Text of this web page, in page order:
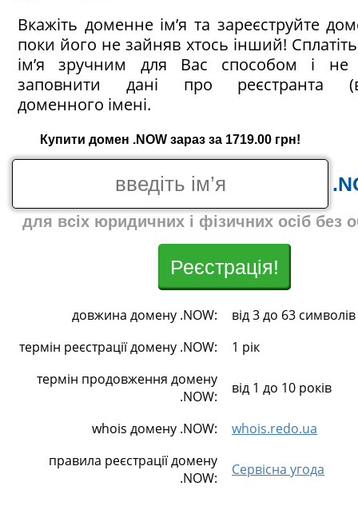
Вкажіть доменне ім’я та зареєструйте
поки його не зайняв хтось інший!
ім’я зручним для Вас способом і не
заповнити дані про реєстранта
доменного імені.
Купити домен .NOW зараз за 1719.00 грн!
для всіх юридичних і фізичних осіб без
Реєстрація!
довжина домену .NOW:
від 3 до 63 символів
термін реєстрації домену .NOW:
1 рік
термін продовження домену
.NOW:
від 1 до 10 років
whois домену .NOW:
whois.redo.ua
правила реєстрації домену
.NOW:
Сервісна угода